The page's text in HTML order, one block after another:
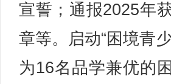
宣誓；通报2025年
章等。启动“困境青
为16名品学兼优的